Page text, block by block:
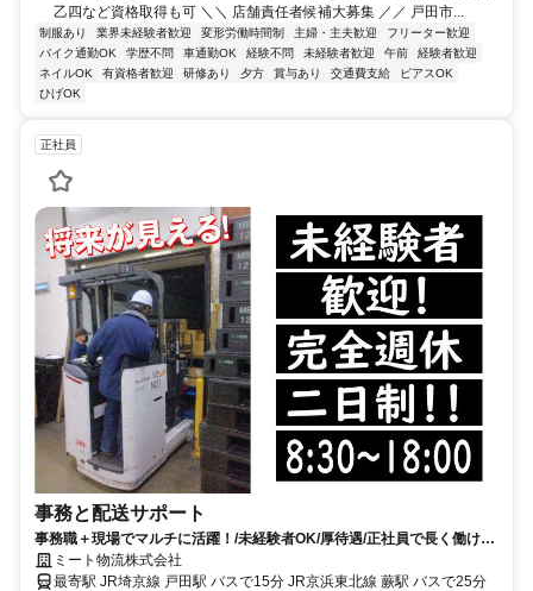
乙四など資格取得も可 ＼＼ 店舗責任者候補大募集 ／／ 戸田市...
制服あり 業界未経験者歓迎 変形労働時間制 主婦・主夫歓迎
フリーター歓迎
バイク通勤OK
学歴不問 車通勤OK 経験不問 未経験者歓迎 午前
経験者歓迎
ネイルOK
有資格者歓迎 研修あり 夕方 賞与あり 交通費支給
ピアスOK
ひげOK
正社員
事務と配送サポート
事務職＋現場でマルチに活躍！/未経験者OK/厚待遇/正社員で長く働けま
す ミート物流株式会社
最寄駅 JR埼京線 戸田駅 バスで15分 JR京浜東北線 蕨駅 バスで25分